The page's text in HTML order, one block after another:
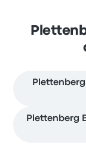
Plettenberg